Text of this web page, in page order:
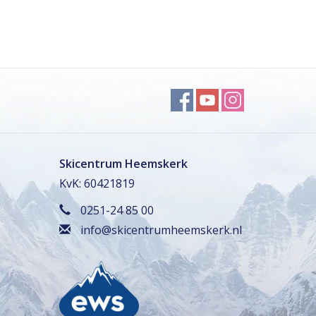
Skicentrum Heemskerk
KvK: 60421819
0251-24 85 00
info@skicentrumheemskerk.nl